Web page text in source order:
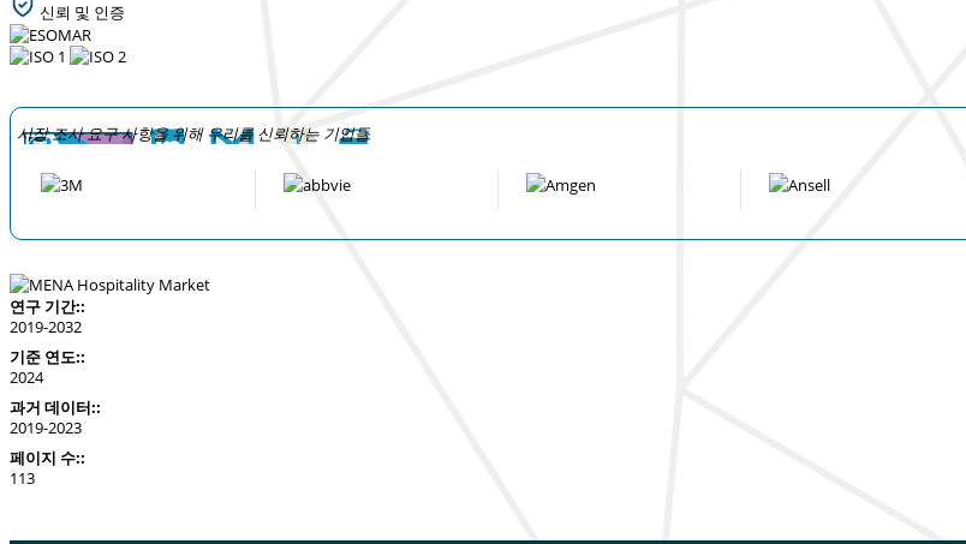
신뢰 및 인증
시장 조사 요구 사항을 위해 우리를 신뢰하는 기업들
연구 기간::
2019-2032
기준 연도::
2024
과거 데이터::
2019-2023
페이지 수::
113